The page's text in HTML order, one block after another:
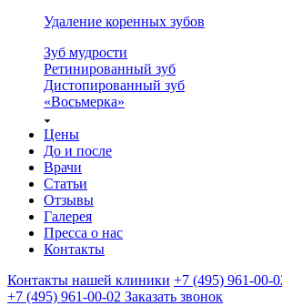
Удаление коренных зубов
Зуб мудрости
Ретинированный зуб
Дистопированный зуб
«Восьмерка»
Цены
До и после
Врачи
Статьи
Отзывы
Галерея
Пресса о нас
Контакты
Контакты нашей клиники +7 (495) 961-00-
+7 (495) 961-00-02 Заказать звонок